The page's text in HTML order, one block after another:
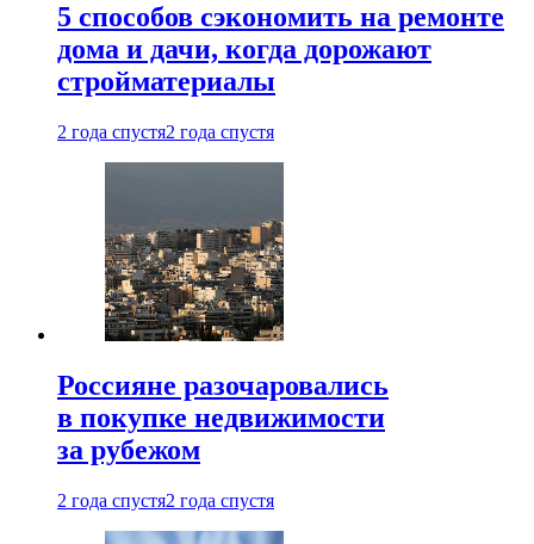
5 способов сэкономить на ремонте
дома и дачи, когда дорожают
стройматериалы
2 года спустя2 года спустя
Россияне разочаровались
в покупке недвижимости
за рубежом
2 года спустя2 года спустя